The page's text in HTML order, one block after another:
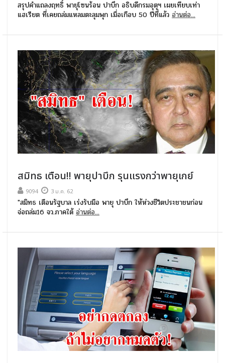
สรุปคำแถลงฤทธิ์ พายุโซนร้อน ปาบึก อธิบดีกรมอุตุฯ เผยเทียบเท่า
แฮเรียต ที่เคยถล่มแหลมตะลุมพุก เมื่อเกือบ 50 ปีที่แล้ว อ่านต่อ...
สมิทธ เตือน!! พายุปาบึก รุนแรงกว่าพายุเกย์
9094 3 ม.ค. 62
"สมิทธ เตือนรัฐบาล เร่งรับมือ พายุ ปาบึก ให้ห่วงชีวิตประชาชนก่อน
จ่อถล่ม16 จว.ภาคใต้ อ่านต่อ...